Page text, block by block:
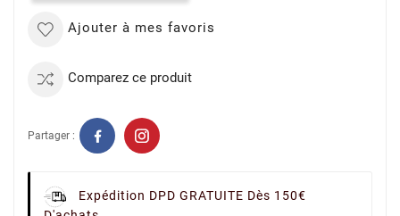
Ajouter à mes favoris
Comparez ce produit
Partager :
Expédition DPD GRATUITE Dès 150€